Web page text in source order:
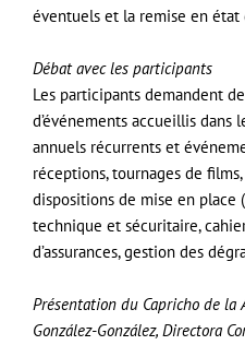
éventuels et la remise en état
Débat avec les participants
Les participants demandent
d’événements accueillis dans
annuels récurrents et
réceptions, tournages de
dispositions de mise en place
technique et sécuritaire,
d’assurances, gestion des
Présentation du Capricho de la
González-González, Directora